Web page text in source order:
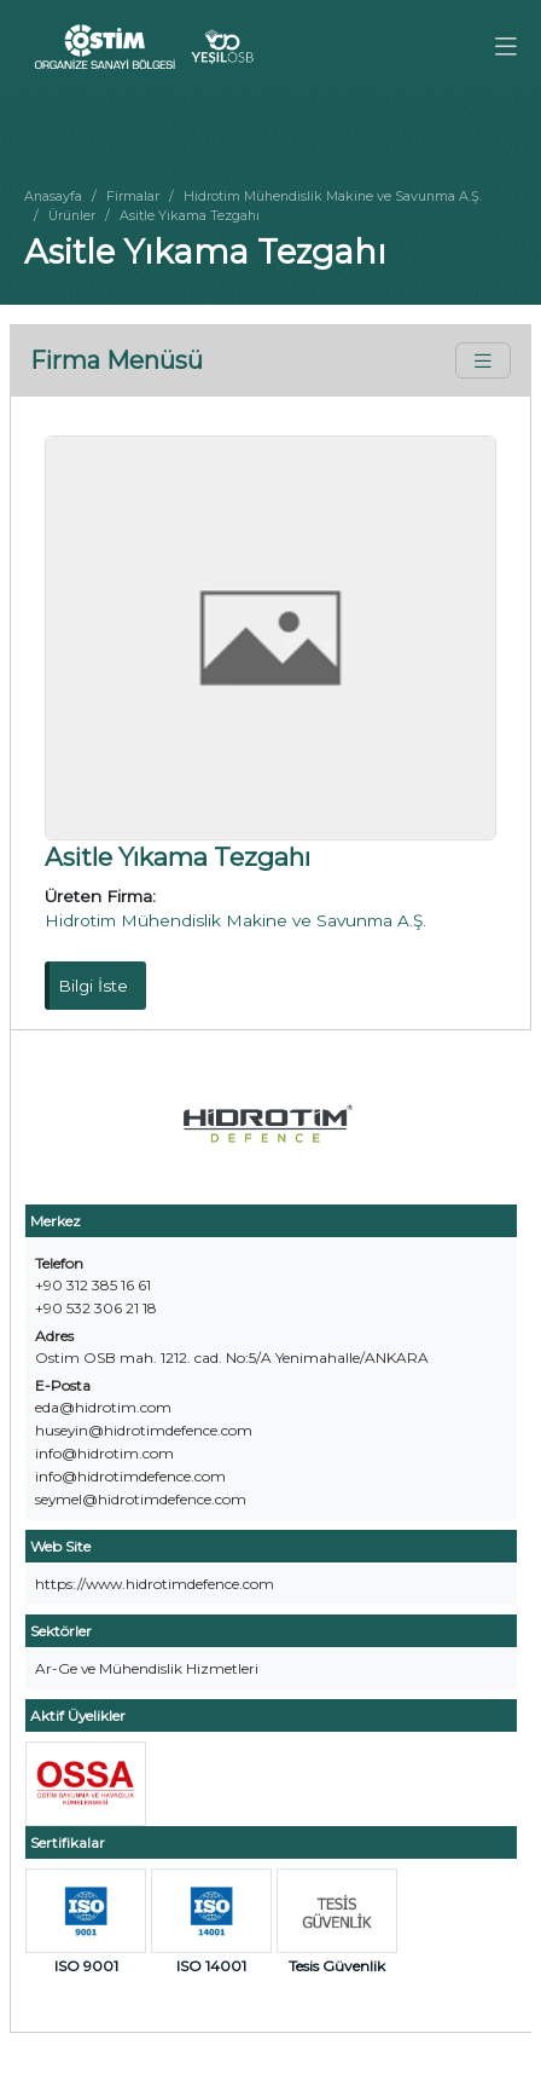
Anasayfa Firmalar
Hidrotim Mühendislik Makine ve Savunma A.Ş.
Ürünler
Asitle Yıkama Tezgahı
Asitle Yıkama Tezgahı
Firma Menüsü
Merkez
Telefon
+90 312 385 16 61
+90 532 306 21 18
Adres
Ostim OSB mah. 1212. cad. No:5/A Yenimahalle/ANKARA
E-Posta
eda@hidrotim.com
huseyin@hidrotimdefence.com
info@hidrotim.com
info@hidrotimdefence.com
seymel@hidrotimdefence.com
Web Site
https://www.hidrotimdefence.com
Sektörler
Ar-Ge ve Mühendislik Hizmetleri
Aktif Üyelikler
Sertifikalar
ISO 9001 ISO 14001 Tesis Güvenlik
Asitle Yıkama Tezgahı
Üreten Firma:
Hidrotim Mühendislik Makine ve Savunma A.Ş.
Bilgi İste